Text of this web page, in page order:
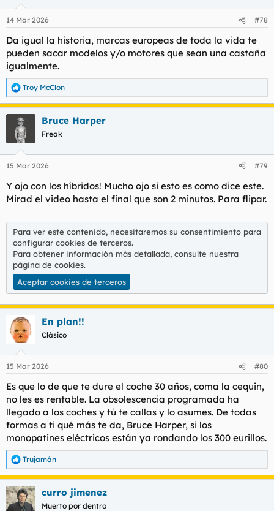
e
:
14 Mar 2026 #78
Da igual la historia, marcas europeas de toda la vida te
pueden sacar modelos y/o motores que sean una castaña
igualmente.
R
e
a
e
Troy McClon
Bruce Harper
Freak
15 Mar 2026 #79
Y ojo con los híbridos! Mucho ojo si esto es como dice este.
Mirad el video hasta el final que son 2 minutos. Para flipar.
Para ver este contenido, necesitaremos su consentimiento para
configurar cookies de terceros.
Para obtener información más detallada, consulte nuestra
página de cookies.
Aceptar cookies de terceros
En plan!!
Clásico
15 Mar 2026 #80
Es que lo de que te dure el coche 30 años, coma la cequin,
no les es rentable. La obsolescencia programada ha
llegado a los coches y tú te callas y lo asumes. De todas
formas a ti qué más te da, Bruce Harper, si los
monopatines eléctricos están ya rondando los 300 eurillos.
R
e
a
c
c
Trujamán
curro jimenez
Muerto por dentro